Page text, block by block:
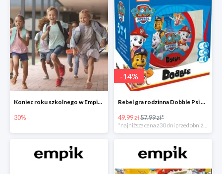
Koniec roku szkolnego w Empiku - prezenty dla dzieci i nauczycieli do -30%
30%
-14%
Rebel gra rodzinna Dobble Psi Patrol w Empiku Premium
49.99 zł57.99 zł*